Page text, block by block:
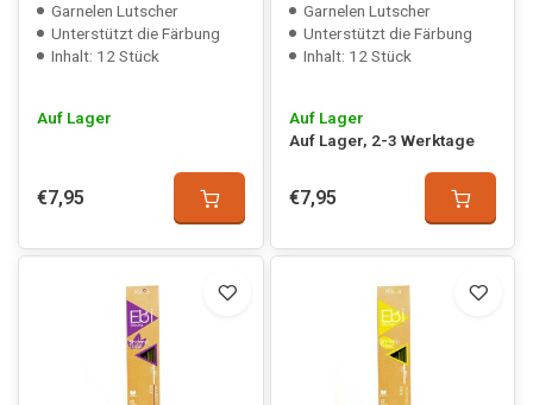
Garnelen Lutscher
Unterstützt die Färbung
Inhalt: 12 Stück
Auf Lager
€7,95
Garnelen Lutscher
Unterstützt die Färbung
Inhalt: 12 Stück
Auf Lager
Auf Lager, 2-3 Werktage
€7,95